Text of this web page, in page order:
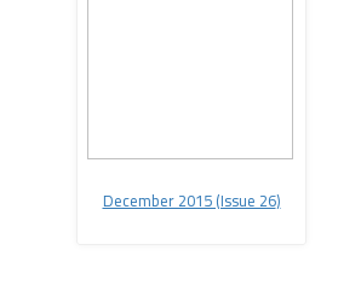
(December 2015 (Issue 26